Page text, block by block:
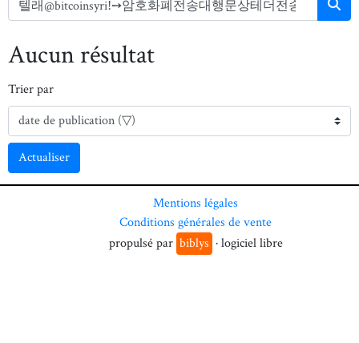
Aucun résultat
Trier par
Actualiser
Mentions légales
Conditions générales de vente
propulsé par biblys · logiciel libre